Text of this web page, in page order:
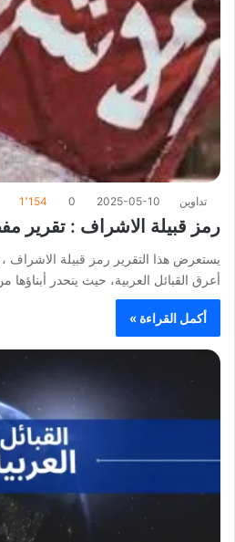
تداوين 2025-05-10
0 1٬154
رمز قبيلة الاشراف : تقرير
يستعرض هذا التقرير رمز قبيلة الاشراف
أعرق القبائل العربية، حيث ينحدر أبناؤها
أكمل القراءة »